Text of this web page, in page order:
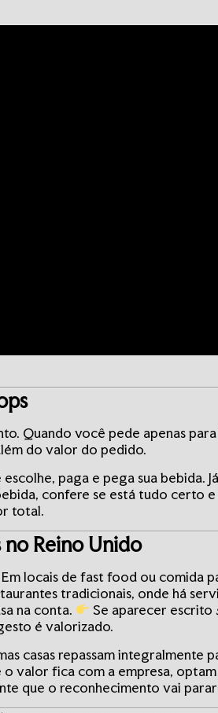
Quando você pede apenas
do valor do pedido.
paga e pega sua bebida.
confere se está tudo certo
total.
Reino Unido
locais de fast food ou comida
tradicionais, onde há
na conta.
Se aparecer escrito
é valorizado.
casas repassam integralmente
valor fica com a empresa,
que o reconhecimento vai parar